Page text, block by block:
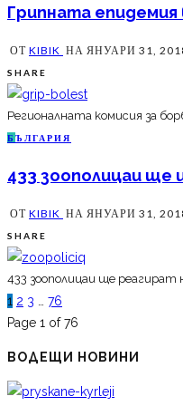
Грипната
ОТ KIBIK НА ЯНУАРИ 31,
SHARE
Регионалната комисия за
Б ЪЛГАРИЯ
433 зоополицаи ще
ОТ KIBIK НА ЯНУАРИ 31,
SHARE
433 зоополицаи ще
1 2 3 … 76
Page 1 of 76
ВОДЕЩИ НОВИНИ